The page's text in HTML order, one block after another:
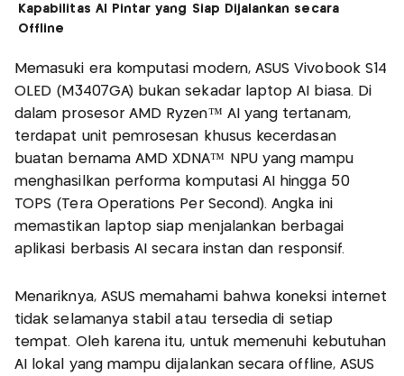
Kapabilitas AI Pintar yang Siap Dijalankan secara
Offline
Memasuki era komputasi modern, ASUS Vivobook S14
OLED (M3407GA) bukan sekadar laptop AI biasa. Di
dalam prosesor AMD Ryzen™ AI yang tertanam,
terdapat unit pemrosesan khusus kecerdasan
buatan bernama AMD XDNA™ NPU yang mampu
menghasilkan performa komputasi AI hingga 50
TOPS (Tera Operations Per Second). Angka ini
memastikan laptop siap menjalankan berbagai
aplikasi berbasis AI secara instan dan responsif.
Menariknya, ASUS memahami bahwa koneksi internet
tidak selamanya stabil atau tersedia di setiap
tempat. Oleh karena itu, untuk memenuhi kebutuhan
AI lokal yang mampu dijalankan secara offline, ASUS